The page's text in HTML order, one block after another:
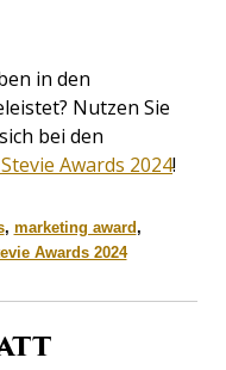
in den
Nutzen Sie
bei den
Awards 2024!
, marketing award,
Awards 2024